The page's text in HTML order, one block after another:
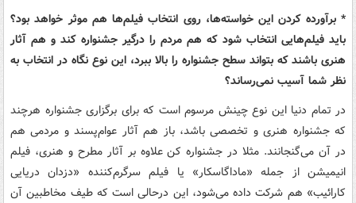
* برآورده کردن این خواسته‌ها، روی انتخاب فیلم‌ها هم موثر خواهد بود؟
باید فیلم‌هایی انتخاب شود که هم مردم را درگیر جشنواره کند و هم آثار
هنری باشند که بتواند سطح جشنواره را بالا ببرد، این نوع نگاه در انتخاب به
نظر شما آسیب نمی‌رساند؟
در تمام دنیا این نوع چینش مرسوم است که برای برگزاری جشنواره هرچند
که جشنواره هنری و تخصصی باشد، باز هم آثار عوام‌پسند و مردمی هم
در آن می‌گنجانند. مثلا در جشنواره کن علاوه بر آثار مطرح و هنری، فیلم
انیمیشن از جمله «ماداگاسکار» یا فیلم سرگرم‌کننده «دزدان دریایی
کارائیب» هم شرکت داده می‌شود، این درحالی است که طیف مخاطبین آن